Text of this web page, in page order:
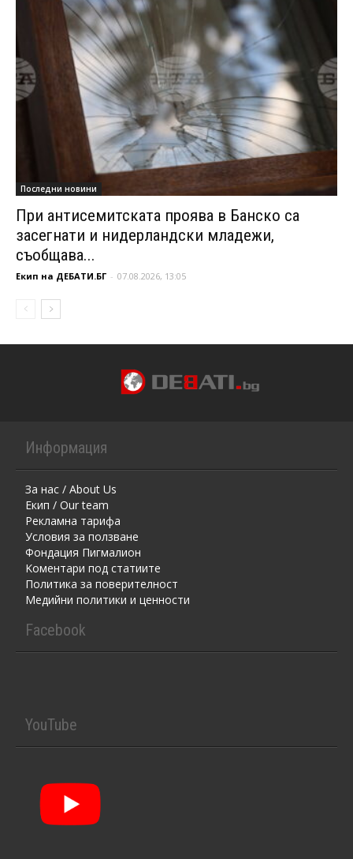
Последни новини
При антисемитската проява в Банско са
засегнати и нидерландски младежи,
съобщава...
Екип на ДЕБАТИ.БГ - 07.08.2026, 13:05
Информация
За нас / About Us
Екип / Our team
Рекламна тарифа
Условия за ползване
Фондация Пигмалион
Kоментaри под статиите
Политика за поверителност
Медийни политики и ценности
Facebook
YouTube